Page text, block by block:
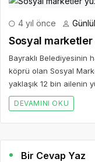
4 yıl önce
Sosyal
Bayraklı Belediyesinin
köprü olan Sosyal
yaklaşık 12 bin ailenin
DEVAMINI OKU
Bir Cevap Yaz